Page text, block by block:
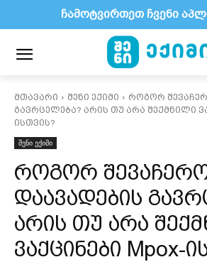
მთავარი შენი ექიმი
როგორ
გავრცელება? არის თუ არა შექმნილი
ისთვის?
შენი ექიმი
როგორ
დაავადების
არის თუ არა
ვაქცინები Mpox-
ჩამოტვირთეთ ჩვენი